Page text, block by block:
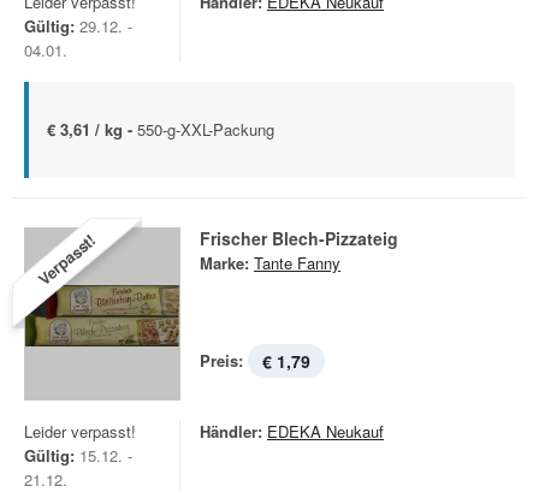
Gültig: 29.12. -
04.01.
€ 3,61 / kg - 550-g-XXL-Packung
Verpasst! Frischer Blech-Pizzateig
Marke: Tante Fanny
Preis: € 1,79
Leider verpasst!
Gültig: 15.12. -
21.12.
Händler: EDEKA Neukauf